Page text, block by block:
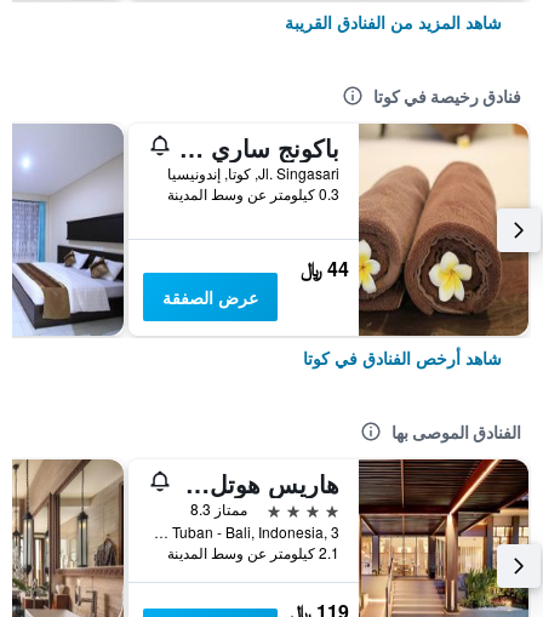
شاهد المزيد من الفنادق القريبة
فنادق رخيصة في كوتا
باكونج ساري ريزورت آند سبا
Jl. Singasari, كوتا, إندونيسيا
0.3 كيلومتر عن وسط المدينة
44 ﷼
عرض الصفقة
شاهد أرخص الفنادق في كوتا
الفنادق الموصى بها
هاريس هوتل كوتا توبان بالي
4 نجوم
ممتاز 8.3
Jl.Dewi Sartika Tuban - Bali, Indonesia, 3, كوتا, إندونيسيا
2.1 كيلومتر عن وسط المدينة